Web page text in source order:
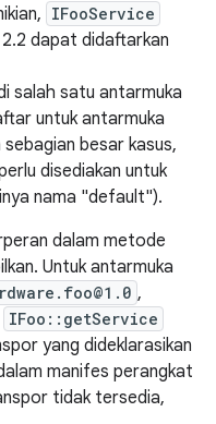
IFooService
dapat didaftarkan
salah satu antarmuka
untuk antarmuka
besar kasus,
disediakan untuk
nama "default").
dalam metode
Untuk antarmuka
,
IFoo::getService
yang dideklarasikan
manifes perangkat
tidak tersedia,